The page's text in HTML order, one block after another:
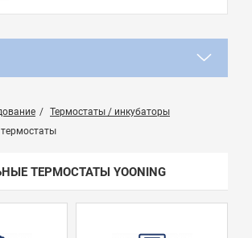
Термостаты / инкубаторы
ТЕРМОСТАТЫ YOONING